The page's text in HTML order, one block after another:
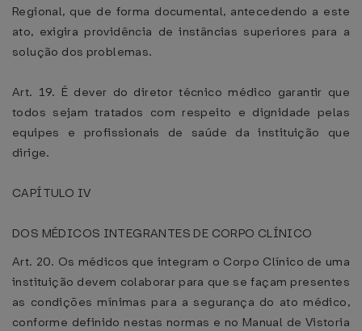
Regional, que de forma documental, antecedendo a este
ato, exigira providência de instâncias superiores para a
solução dos problemas.
Art. 19. É dever do diretor técnico médico garantir que
todos sejam tratados com respeito e dignidade pelas
equipes e profissionais de saúde da instituição que
dirige.
CAPÍTULO IV
DOS MÉDICOS INTEGRANTES DE CORPO CLÍNICO
Art. 20. Os médicos que integram o Corpo Clínico de uma
instituição devem colaborar para que se façam presentes
as condições mínimas para a segurança do ato médico,
conforme definido nestas normas e no Manual de Vistoria